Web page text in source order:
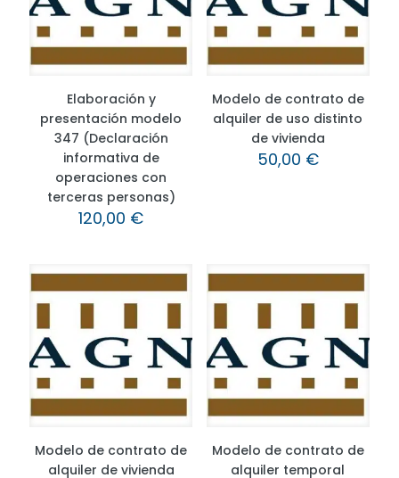
Elaboración y
presentación modelo
347 (Declaración
informativa de
operaciones con
terceras personas)
120,00 €
Modelo de contrato de
alquiler de uso distinto
de vivienda
50,00 €
Modelo de contrato de
alquiler de vivienda
Modelo de contrato de
alquiler temporal